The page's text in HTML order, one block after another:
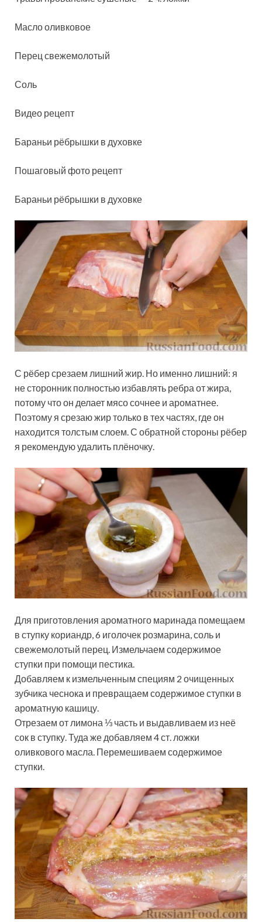
Масло оливковое
Перец свежемолотый
Соль
Видео рецепт
Бараньи рёбрышки в духовке
Пошаговый фото рецепт
Бараньи рёбрышки в духовке
С рёбер срезаем лишний жир. Но именно лишний: я
не сторонник полностью избавлять ребра от жира,
потому что он делает мясо сочнее и ароматнее.
Поэтому я срезаю жир только в тех частях, где он
находится толстым слоем. С обратной стороны рёбер
я рекомендую удалить плёночку.
Для приготовления ароматного маринада помещаем
в ступку кориандр, 6 иголочек розмарина, соль и
свежемолотый перец. Измельчаем содержимое
ступки при помощи пестика.
Добавляем к измельченным специям 2 очищенных
зубчика чеснока и превращаем содержимое ступки в
ароматную кашицу.
Отрезаем от лимона ⅓ часть и выдавливаем из неё
сок в ступку. Туда же добавляем 4 ст. ложки
оливкового масла. Перемешиваем содержимое
ступки.